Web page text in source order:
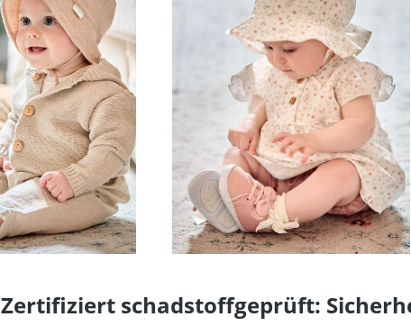
Zertifiziert schadstoffgeprüft: